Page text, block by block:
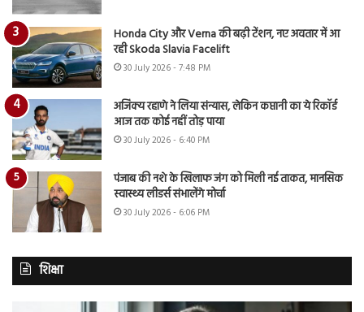
Honda City और Verna की बढ़ी टेंशन, नए अवतार में आ
रही Skoda Slavia Facelift
30 July 2026 - 7:48 PM
अजिंक्य रहाणे ने लिया संन्यास, लेकिन कप्तानी का ये रिकॉर्ड
आज तक कोई नहीं तोड़ पाया
30 July 2026 - 6:40 PM
पंजाब की नशे के खिलाफ जंग को मिली नई ताकत, मानसिक
स्वास्थ्य लीडर्स संभालेंगे मोर्चा
30 July 2026 - 6:06 PM
शिक्षा